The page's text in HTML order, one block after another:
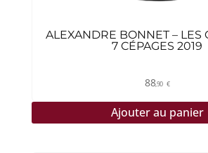
ALEXANDRE BONNET – LES
7 CÉPAGES 2019
88,90 €
Ajouter au panier